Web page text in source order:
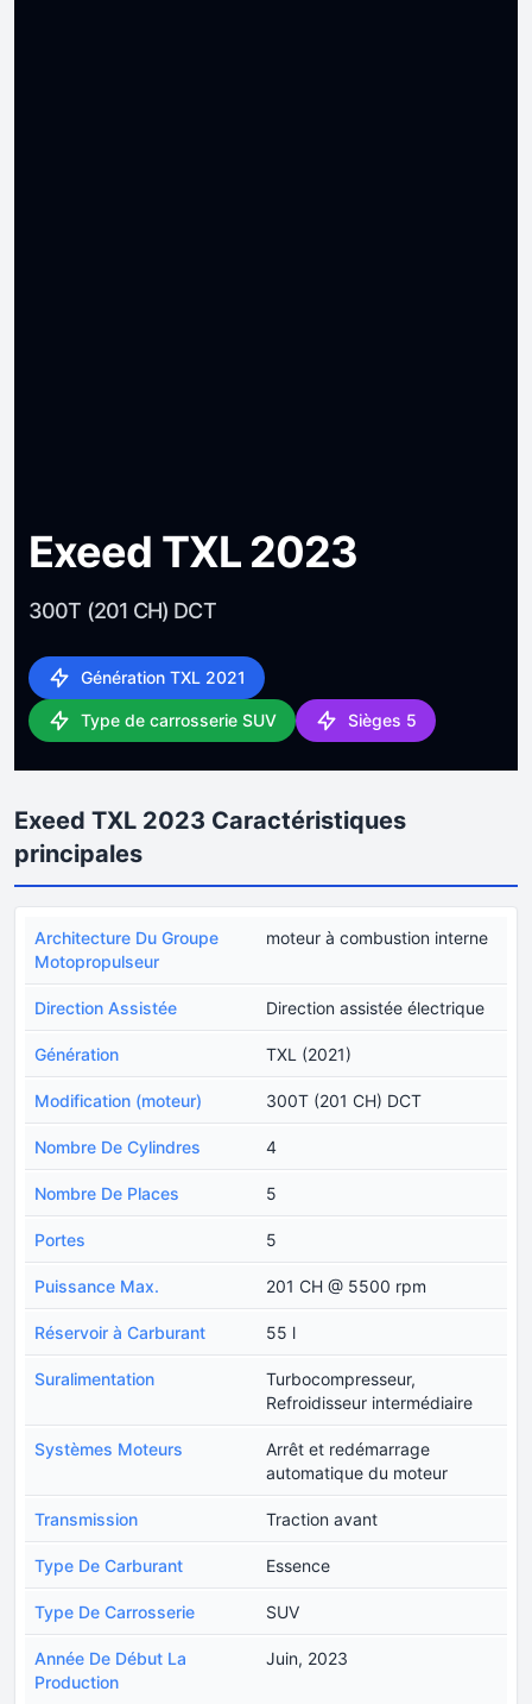
Exeed TXL 2023
300T (201 CH) DCT
Génération TXL 2021
Type de carrosserie SUV Sièges 5
Exeed TXL 2023 Caractéristiques
principales
Architecture Du Groupe
Motopropulseur
moteur à combustion interne
Direction Assistée Direction assistée électrique
Génération TXL (2021)
Modification (moteur) 300T (201 CH) DCT
Nombre De Cylindres 4
Nombre De Places 5
Portes 5
Puissance Max. 201 CH @ 5500 rpm
Réservoir à Carburant 55 l
Suralimentation
Turbocompresseur,
Refroidisseur intermédiaire
Systèmes Moteurs
Arrêt et redémarrage
automatique du moteur
Transmission Traction avant
Type De Carburant Essence
Type De Carrosserie SUV
Année De Début La
Production
Juin, 2023